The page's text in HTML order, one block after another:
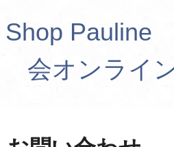
Shop Pauline
会オンライ